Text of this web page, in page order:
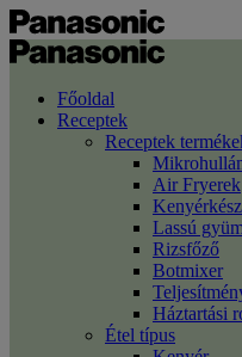
Főoldal
Receptek
Receptek
Air Fryerek
Lassú
Rizsfőző
Botmixer
Háztartási
Étel típus